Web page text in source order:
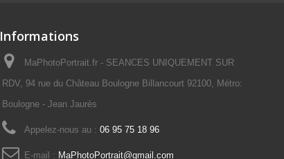
Informations
MaPhotoPortrait.fr - SEANCES UNIQUEMENT SUR
RDV, 94 rue du Château Boulogne Billancourt 92100, Métro:
Boulogne - Jean Jaurès
Appelez-nous au : 06 95 75 18 96
E-mail : MaPhotoPortrait@gmail.com